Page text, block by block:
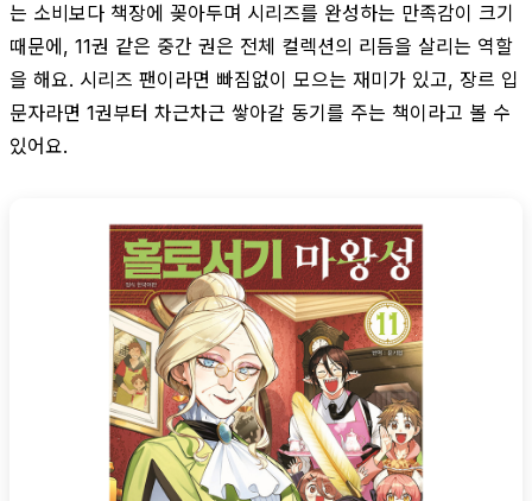
는 소비보다 책장에 꽂아두며 시리즈를 완성하는 만족감이 크기
때문에, 11권 같은 중간 권은 전체 컬렉션의 리듬을 살리는 역할
을 해요. 시리즈 팬이라면 빠짐없이 모으는 재미가 있고, 장르 입
문자라면 1권부터 차근차근 쌓아갈 동기를 주는 책이라고 볼 수
있어요.